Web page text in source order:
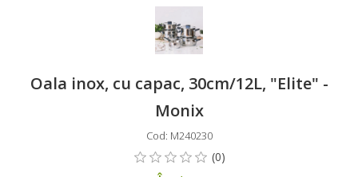
Oala inox, cu capac, 30cm/12L, "Elite" -
Monix
Cod: M240230